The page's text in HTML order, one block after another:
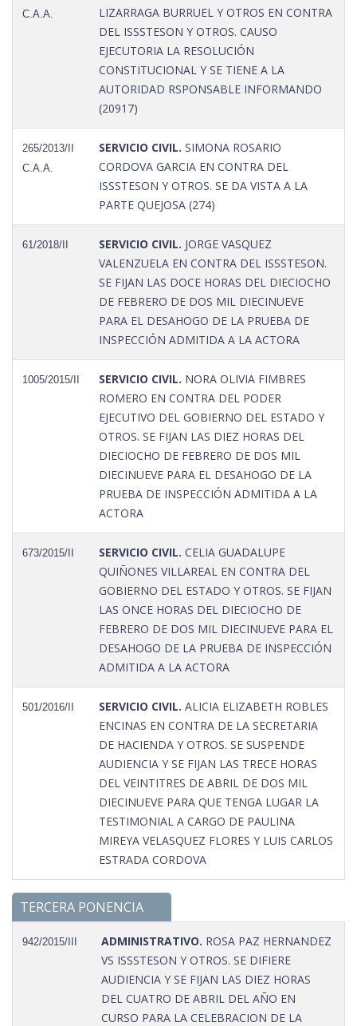
C.A.A.
LIZARRAGA BURRUEL Y OTROS EN CONTRA
DEL ISSSTESON Y OTROS. CAUSO
EJECUTORIA LA RESOLUCIÓN
CONSTITUCIONAL Y SE TIENE A LA
AUTORIDAD RSPONSABLE INFORMANDO
(20917)
265/2013/II
C.A.A.
SERVICIO CIVIL. SIMONA ROSARIO
CORDOVA GARCIA EN CONTRA DEL
ISSSTESON Y OTROS. SE DA VISTA A LA
PARTE QUEJOSA (274)
61/2018/II SERVICIO CIVIL. JORGE VASQUEZ
VALENZUELA EN CONTRA DEL ISSSTESON.
SE FIJAN LAS DOCE HORAS DEL DIECIOCHO
DE FEBRERO DE DOS MIL DIECINUEVE
PARA EL DESAHOGO DE LA PRUEBA DE
INSPECCIÓN ADMITIDA A LA ACTORA
1005/2015/II SERVICIO CIVIL. NORA OLIVIA FIMBRES
ROMERO EN CONTRA DEL PODER
EJECUTIVO DEL GOBIERNO DEL ESTADO Y
OTROS. SE FIJAN LAS DIEZ HORAS DEL
DIECIOCHO DE FEBRERO DE DOS MIL
DIECINUEVE PARA EL DESAHOGO DE LA
PRUEBA DE INSPECCIÓN ADMITIDA A LA
ACTORA
673/2015/II SERVICIO CIVIL. CELIA GUADALUPE
QUIÑONES VILLAREAL EN CONTRA DEL
GOBIERNO DEL ESTADO Y OTROS. SE FIJAN
LAS ONCE HORAS DEL DIECIOCHO DE
FEBRERO DE DOS MIL DIECINUEVE PARA EL
DESAHOGO DE LA PRUEBA DE INSPECCIÓN
ADMITIDA A LA ACTORA
501/2016/II SERVICIO CIVIL. ALICIA ELIZABETH ROBLES
ENCINAS EN CONTRA DE LA SECRETARIA
DE HACIENDA Y OTROS. SE SUSPENDE
AUDIENCIA Y SE FIJAN LAS TRECE HORAS
DEL VEINTITRES DE ABRIL DE DOS MIL
DIECINUEVE PARA QUE TENGA LUGAR LA
TESTIMONIAL A CARGO DE PAULINA
MIREYA VELASQUEZ FLORES Y LUIS CARLOS
ESTRADA CORDOVA
TERCERA PONENCIA
942/2015/III ADMINISTRATIVO. ROSA PAZ HERNANDEZ
VS ISSSTESON Y OTROS. SE DIFIERE
AUDIENCIA Y SE FIJAN LAS DIEZ HORAS
DEL CUATRO DE ABRIL DEL AÑO EN
CURSO PARA LA CELEBRACION DE LA